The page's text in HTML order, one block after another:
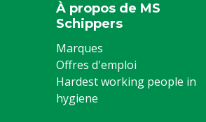
À propos de MS
Schippers
Marques
Offres d'emploi
Hardest working people in
hygiene